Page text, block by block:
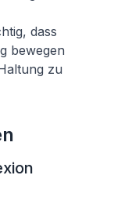
dass
bewegen
zu